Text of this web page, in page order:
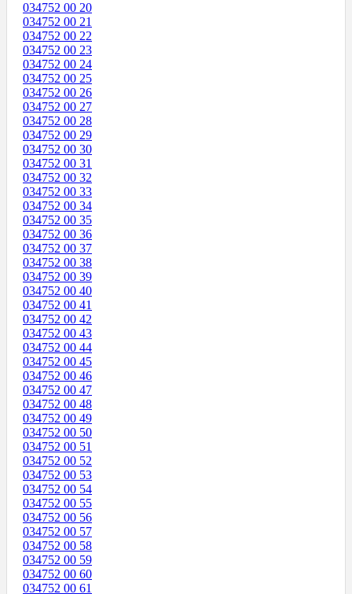
034752 00 20
034752 00 21
034752 00 22
034752 00 23
034752 00 24
034752 00 25
034752 00 26
034752 00 27
034752 00 28
034752 00 29
034752 00 30
034752 00 31
034752 00 32
034752 00 33
034752 00 34
034752 00 35
034752 00 36
034752 00 37
034752 00 38
034752 00 39
034752 00 40
034752 00 41
034752 00 42
034752 00 43
034752 00 44
034752 00 45
034752 00 46
034752 00 47
034752 00 48
034752 00 49
034752 00 50
034752 00 51
034752 00 52
034752 00 53
034752 00 54
034752 00 55
034752 00 56
034752 00 57
034752 00 58
034752 00 59
034752 00 60
034752 00 61